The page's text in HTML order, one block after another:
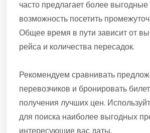
часто предлагает более
возможность посетить
Общее время в пути зависит от
рейса и количества пересадок.
Рекомендуем сравнивать
перевозчиков и бронировать
получения лучших цен.
для поиска наиболее выгодных